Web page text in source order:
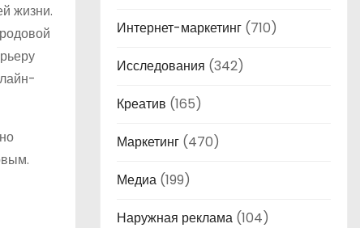
жизни.
Интернет-маркетинг (710)
Исследования (342)
Креатив (165)
Маркетинг (470)
Медиа (199)
Наружная реклама (104)